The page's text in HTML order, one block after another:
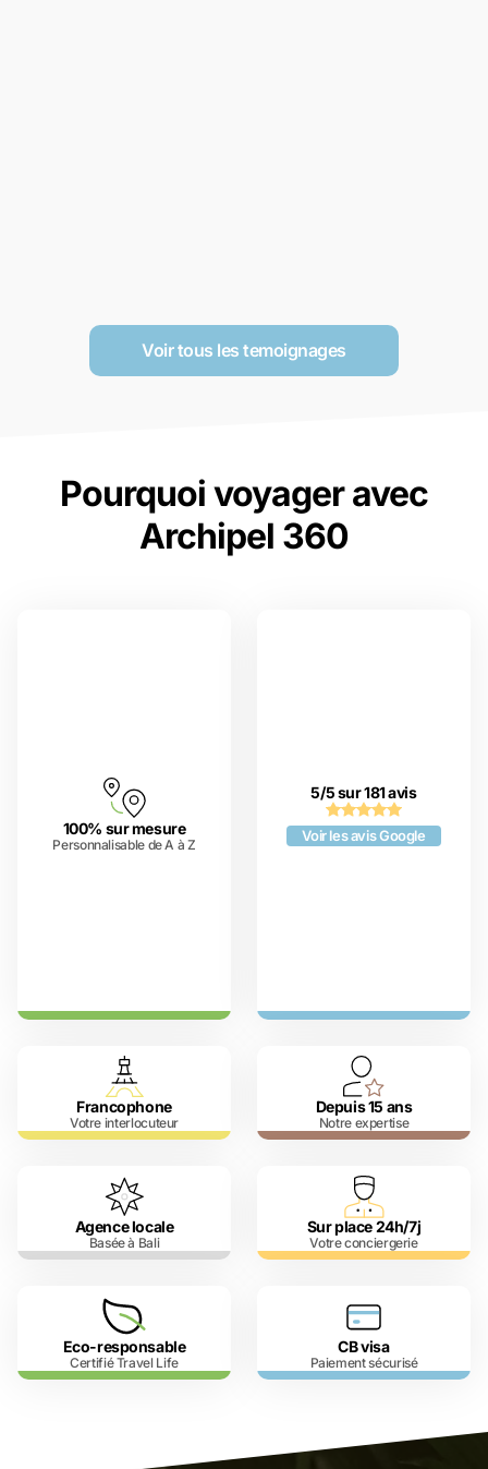
Voir tous les temoignages
Pourquoi voyager avec
Archipel 360
100% sur mesure
Personnalisable de A à Z
5/5 sur 181 avis
Voir les avis Google
Francophone
Votre interlocuteur
Depuis 15 ans
Notre expertise
Agence locale
Basée à Bali
Sur place 24h/7j
Votre conciergerie
Eco-responsable
Certifié Travel Life
CB visa
Paiement sécurisé